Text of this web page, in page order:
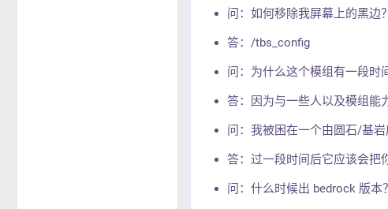
问：如何移除我屏幕上的黑边？
答：/tbs_config
问：为什么这个模组有一段时
答：因为与一些人以及模组能
问：我被困在一个由圆石/基
答：过一段时间后它应该会把
问：什么时候出 bedrock 版本？